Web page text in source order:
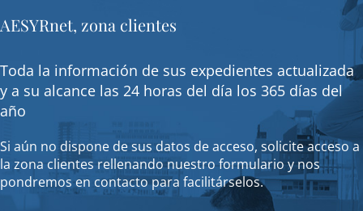
AESYRnet, zona clientes
Toda la información de sus expedientes actualizada
y a su alcance las 24 horas del día los 365 días del
año
Si aún no dispone de sus datos de acceso, solicite acceso a
la zona clientes rellenando nuestro formulario y nos
pondremos en contacto para facilitárselos.